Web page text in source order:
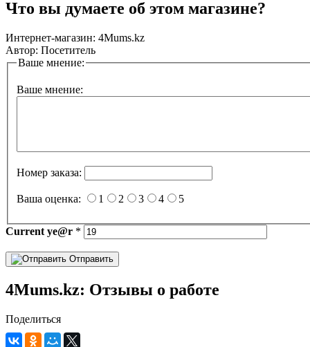
Что вы думаете об этом магазине?
Интернет-магазин: 4Mums.kz
Автор: Посетитель
Ваше мнение:
Ваше мнение:
Номер заказа:
Ваша оценка: 1 2 3 4 5
Current ye@r *
Отправить
4Mums.kz: Отзывы о работе
Поделиться